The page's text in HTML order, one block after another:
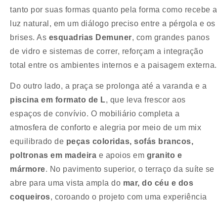
tanto por suas formas quanto pela forma como recebe a
luz natural, em um diálogo preciso entre a pérgola e os
brises. As esquadrias Demuner, com grandes panos
de vidro e sistemas de correr, reforçam a integração
total entre os ambientes internos e a paisagem externa.
Do outro lado, a praça se prolonga até a varanda e a
piscina em formato de L, que leva frescor aos
espaços de convívio. O mobiliário completa a
atmosfera de conforto e alegria por meio de um mix
equilibrado de peças coloridas, sofás brancos,
poltronas em madeira e apoios em granito e
mármore. No pavimento superior, o terraço da suíte se
abre para uma vista ampla do mar, do céu e dos
coqueiros, coroando o projeto com uma experiência